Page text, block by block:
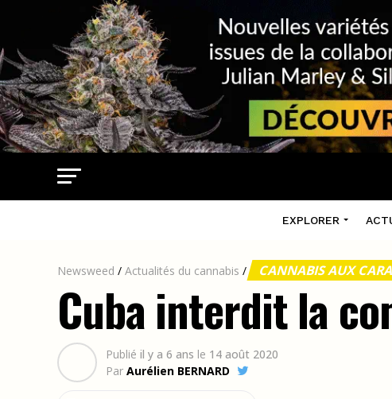
EXPLORER
Newsweed / Actualités du cannabis / CANNABIS AUX
Cuba interdit la
Publié il y a 6 ans le 14 août 2020
Par Aurélien BERNARD